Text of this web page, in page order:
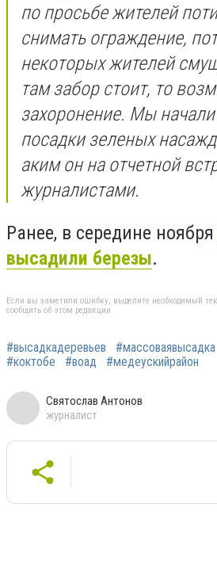
по просьбе жителей
снимать ограждение,
некоторых жителей
там забор стоит, то
захоронение. Мы
посадки зеленых
аким он на отчетной
журналистами.
Ранее, в середине ноября
высадили березы.
Если вы заметили ошибку, выделите необходимый
сообщить об этом редакции
#высадкадеревьев #массоваявысадка
#коктобе
#воад #медеускийрайон
Святослав Антонов
журналист